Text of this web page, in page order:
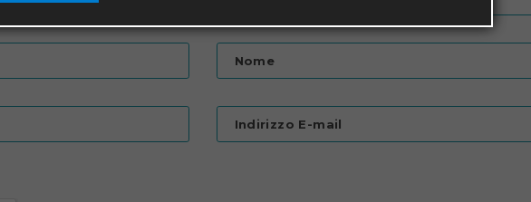
Nome
Indirizzo E-mail